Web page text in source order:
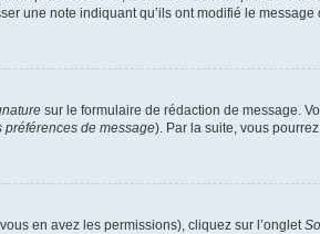
une note indiquant qu’ils ont modifié le
sur le formulaire de rédaction de message.
préférences de message). Par la suite, vous
en avez les permissions), cliquez sur l’onglet